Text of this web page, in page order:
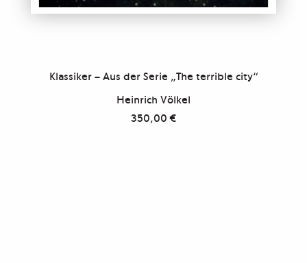
Klassiker – Aus der Serie „The terrible city“
Heinrich Völkel
350,00€